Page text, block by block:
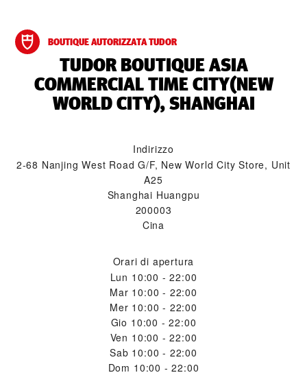
BOUTIQUE AUTORIZZATA TUDOR
‭TUDOR BOUTIQUE ASIA
COMMERCIAL TIME CITY(NEW
WORLD CITY), SHANGHAI‬
Indirizzo
2-68 Nanjing West Road G/F, New World City Store, Unit
A25
Shanghai Huangpu
200003
Cina
Orari di apertura
Lun 10:00 - 22:00
Mar 10:00 - 22:00
Mer 10:00 - 22:00
Gio 10:00 - 22:00
Ven 10:00 - 22:00
Sab 10:00 - 22:00
Dom 10:00 - 22:00